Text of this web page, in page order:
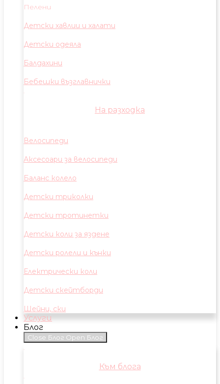
Пелени
Детски хавлии и халати
Детски одеяла
Балдахини
Бебешки възглавнички
На разходка
Велосипеди
Аксесоари за велосипеди
Баланс колело
Детски триколки
Детски тротинетки
Детски коли за яздене
Детски ролели и кънки
Електрически коли
Детски скейтборди
Шейни, ски
Услуги
Блог
Close Блог Open Блог
Към блога